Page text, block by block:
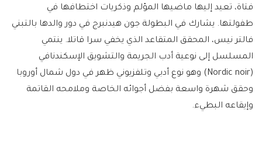
فتاة، تعيد إليها ماضيها المؤلم وذكريات اختطافها في
طفولتها. يشارك في البطولة جون هيدنبرج في دور والدها بالتبني
فالتر نيس، المحقق المتقاعد الذي يخفي سرا قاتلا. ينتمي
المسلسل إلى نوعية أدب الجريمة والتشويق الإسكندنافي
(Nordic noir) وهو نوع أدبي وتلفزيوني ظهر في دول شمال أوروبا
وحقق شهرة واسعة بفضل أجوائه الخاصة وملامحه القاتمة
وإيقاعه البطيء.